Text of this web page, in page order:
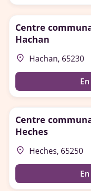
Centre
Hachan
place Hachan, 65230
Centre
Heches
place Heches, 65250